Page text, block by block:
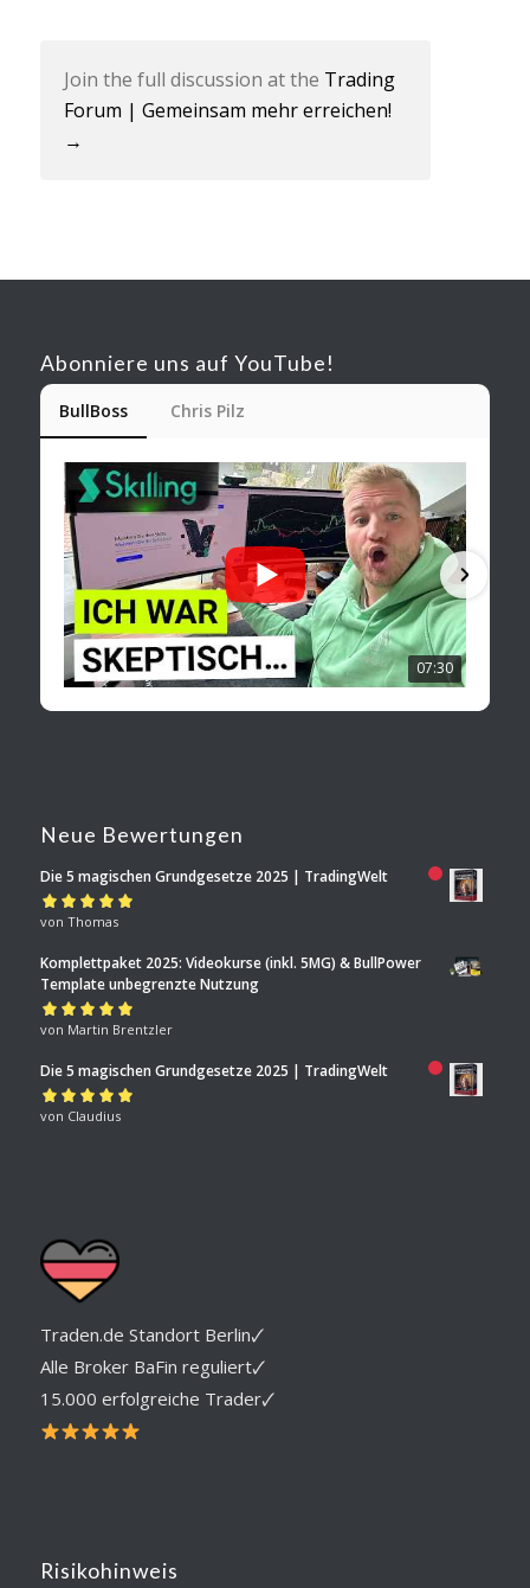
Join the full discussion at the Trading
Forum | Gemeinsam mehr erreichen! ‍‍‍‍‍
→
Abonniere uns auf YouTube!
BullBoss Chris Pilz
07:30
Neue Bewertungen
Die 5 magischen Grundgesetze 2025 | TradingWelt
Bewertet mit
von Thomas
Komplettpaket 2025: Videokurse (inkl. 5MG) & BullPower
Template unbegrenzte Nutzung
Bewertet mit5
von Martin Brentzler
Die 5 magischen Grundgesetze 2025 | TradingWelt
Bewertet mit
von Claudius
Traden.de Standort Berlin🗸
Alle Broker BaFin reguliert🗸
15.000 erfolgreiche Trader🗸
Risikohinweis